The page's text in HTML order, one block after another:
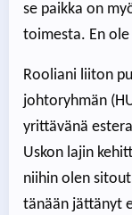
se paikka on
toimesta. En
Rooliani liiton
johtoryhmän
yrittävänä
Uskon lajin
niihin olen
tänään jättänyt